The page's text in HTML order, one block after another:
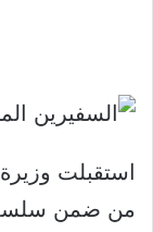
استقبلت
من ضمن سلسلة